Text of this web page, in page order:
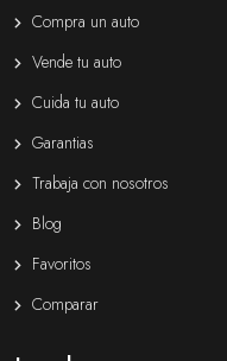
Compra un auto
Vende tu auto
Cuida tu auto
Garantias
Trabaja con nosotros
Blog
Favoritos
Comparar